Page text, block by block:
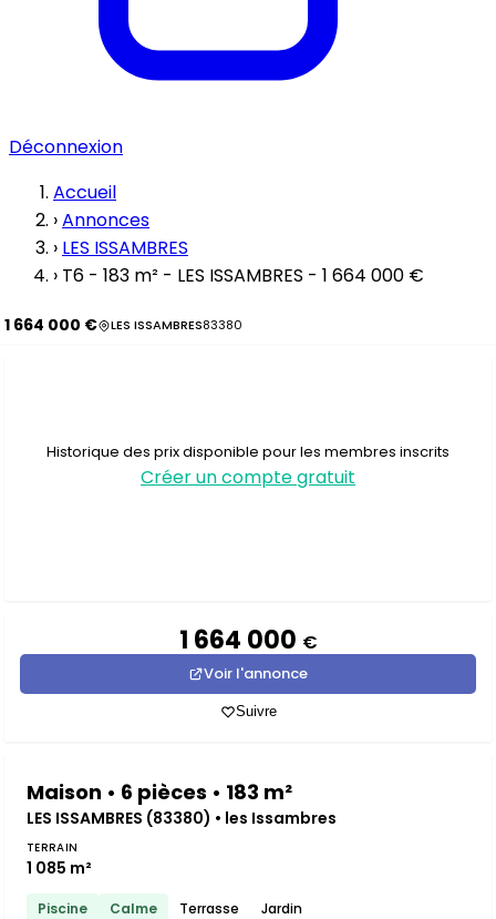
Déconnexion
Accueil
›Annonces
› LES ISSAMBRES
› T6 - 183 m² - LES ISSAMBRES - 1 664 000 €
1 664 000 € LES ISSAMBRES83380
Historique des prix disponible pour les membres inscrits
Créer un compte gratuit
1 664 000 €
Voir l'annonce
Suivre
Maison • 6 pièces • 183 m²
LES ISSAMBRES (83380) • les Issambres
TERRAIN
1 085 m²
Piscine Calme Terrasse Jardin